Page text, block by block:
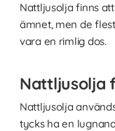
Nattljusolja finns
ämnet, men de
vara en rimlig dos.
Nattljusolja
Nattljusolja
tycks ha en